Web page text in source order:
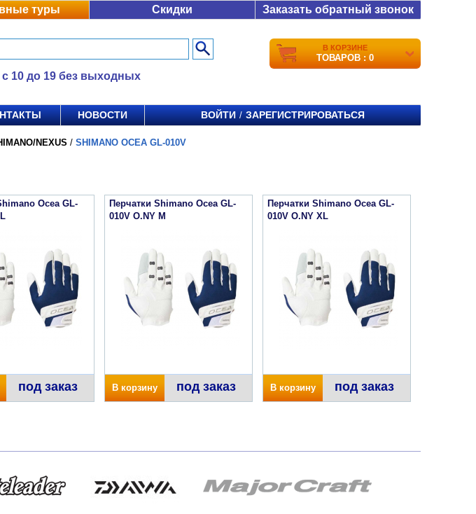
туры Скидки Заказать обратный звонок
с 10 до 19 без выходных
В КОРЗИНЕ
ТОВАРОВ : 0
НОВОСТИ ВОЙТИ / ЗАРЕГИСТРИРОВАТЬСЯ
NEXUS / SHIMANO OCEA GL-010V
Ocea GL-
под заказ
Перчатки Shimano Ocea GL-
010V O.NY M
В корзину под заказ
Перчатки Shimano Ocea GL-
010V O.NY XL
В корзину под заказ